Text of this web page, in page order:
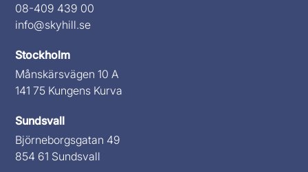
08-409 439 00
info@skyhill.se
Stockholm
Månskärsvägen 10 A
141 75 Kungens Kurva
Sundsvall
Björneborgsgatan 49
854 61 Sundsvall